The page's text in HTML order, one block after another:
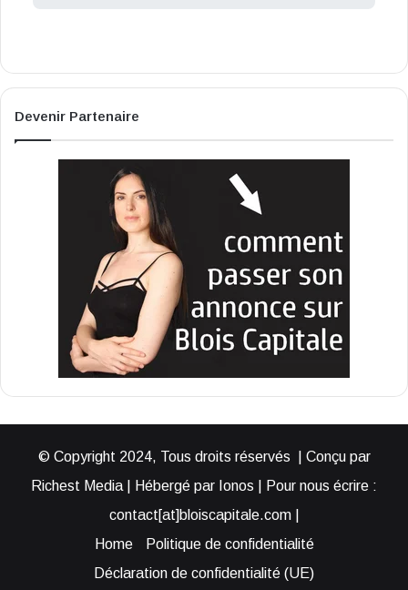
Devenir Partenaire
© Copyright 2024, Tous droits réservés | Conçu par
Richest Media | Hébergé par Ionos | Pour nous écrire :
contact[at]bloiscapitale.com |
Home
Politique de confidentialité
Déclaration de confidentialité (UE)